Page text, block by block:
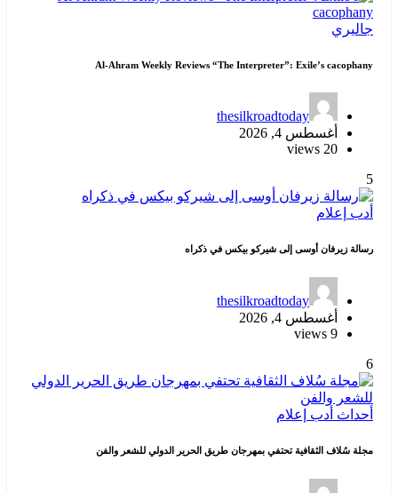
جاليري
Al-Ahram Weekly Reviews “The Interpreter”: Exile’s cacophany
thesilkroadtoday
أغسطس 4, 2026
20 views
5
أدب إعلام
رسالة زيرفان أوسى إلى شيركو بيكس في ذكراه
thesilkroadtoday
أغسطس 4, 2026
9 views
6
أحداث أدب إعلام
مجلة سُلاف الثقافية تحتفي بمهرجان طريق الحرير الدولي للشعر والفن